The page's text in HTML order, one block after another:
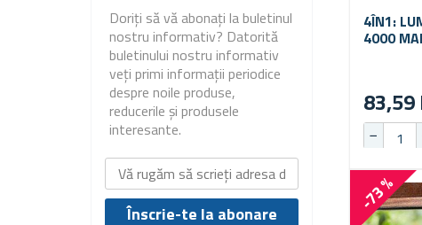
Doriți să vă abonați la buletinul
nostru informativ? Datorită
buletinului nostru informativ
veți primi informații periodice
despre noile produse,
reducerile și produsele
interesante.
4ÎN1:
4000
83,59
-73 %